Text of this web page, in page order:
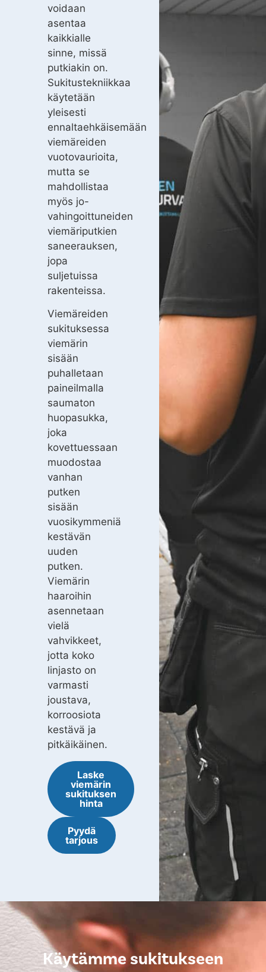
voidaan
asentaa
kaikkialle
sinne, missä
putkiakin on.
Sukitustekniikkaa
käytetään
yleisesti
ennaltaehkäisemään
viemäreiden
vuotovaurioita,
mutta se
mahdollistaa
myös jo-
vahingoittuneiden
viemäriputkien
saneerauksen,
jopa
suljetuissa
rakenteissa.
Viemäreiden
sukituksessa
viemärin
sisään
puhalletaan
paineilmalla
saumaton
huopasukka,
joka
kovettuessaan
muodostaa
vanhan
putken
sisään
vuosikymmeniä
kestävän
uuden
putken.
Viemärin
haaroihin
asennetaan
vielä
vahvikkeet,
jotta koko
linjasto on
varmasti
joustava,
korroosiota
kestävä ja
pitkäikäinen.
Laske
viemärin
sukituksen
hinta
Pyydä
tarjous
Käytämme sukitukseen